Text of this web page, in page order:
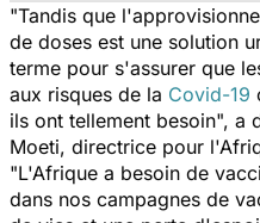
"Tandis que
de doses est une solution
terme pour s'assurer que
aux risques de la Covid-19
ils ont tellement besoin", a
Moeti, directrice pour
"L'Afrique a besoin de
dans nos campagnes de